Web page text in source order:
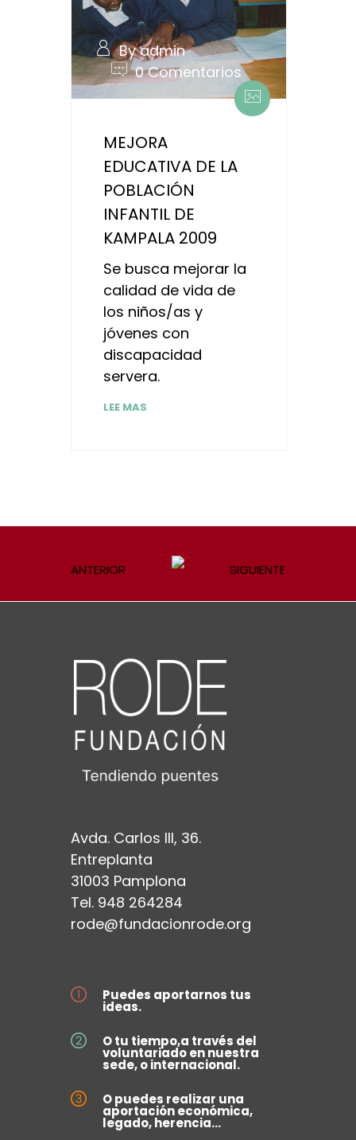
By admin
0 Comentarios
MEJORA
EDUCATIVA DE LA
POBLACIÓN
INFANTIL DE
KAMPALA 2009
Se busca mejorar la
calidad de vida de
los niños/as y
jóvenes con
discapacidad
servera.
LEE MAS
ANTERIOR SIGUIENTE
Avda. Carlos III, 36.
Entreplanta
31003 Pamplona
Tel. 948 264284
rode@fundacionrode.org
Puedes aportarnos tus
ideas.
O tu tiempo,a través del
voluntariado en nuestra
sede, o internacional.
O puedes realizar una
aportación económica,
legado, herencia...